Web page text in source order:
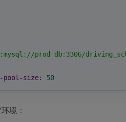
prod-db:3306/
pool-size: 50
境：